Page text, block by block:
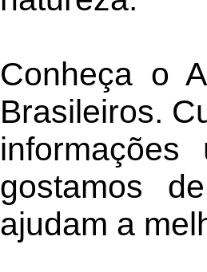
Conheça o
Brasileiros.
gostamos
ajudam a